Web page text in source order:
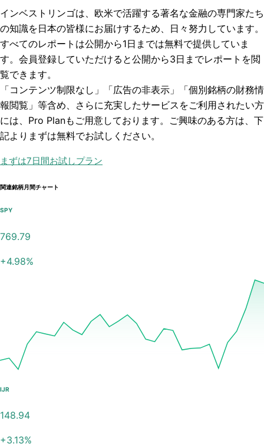
インベストリンゴは、欧米で活躍する著名な金融の専門家たち
の知識を日本の皆様にお届けするため、日々努力しています。
すべてのレポートは公開から1日までは無料で提供していま
す。会員登録していただけると公開から3日までレポートを閲
覧できます。
「コンテンツ制限なし」「広告の非表示」「個別銘柄の財務情
報閲覧」 等含め、さらに充実したサービスをご利用されたい方
には、Pro Planもご用意しております。ご興味のある方は、下
記よりまずは無料でお試しください。
まずは7日間お試しプラン
関連銘柄月間チャート
SPY
769.79
+4.98%
IJR
148.94
+3.13%